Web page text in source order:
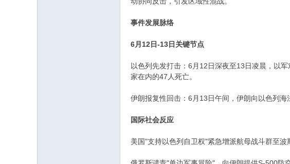
事件发展脉络
6月12日-13日关键节点
以色列先发打击：6月12日深夜至13日凌晨，以
家在内的47人死亡。
伊朗报复性回击：6月13日午间，伊朗向以色列
国际社会反应
美国"支持以色列自卫权"紧急增派航母战斗群至波